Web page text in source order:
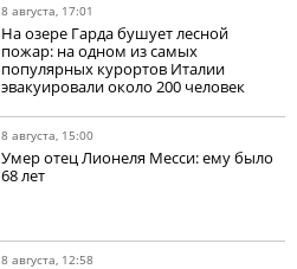
8 августа, 17:01
На озере Гарда бушует лесной
пожар: на одном из самых
популярных курортов Италии
эвакуировали около 200 человек
8 августа, 15:00
Умер отец Лионеля Месси: ему было
68 лет
8 августа, 12:58